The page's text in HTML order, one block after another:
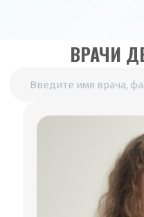
ВРАЧИ